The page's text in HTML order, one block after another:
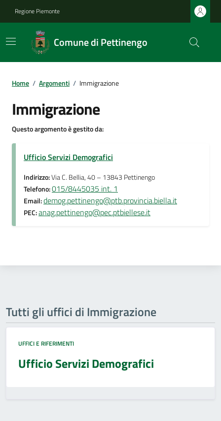
Regione Piemonte
Comune di Pettinengo
Home / Argomenti / Immigrazione
Immigrazione
Questo argomento è gestito da:
Ufficio Servizi Demografici
Indirizzo:Via C. Bellia, 40 – 13843 Pettinengo
Telefono:015/8445035 int. 1
Email:demog.pettinengo@ptb.provincia.biella.it
PEC:anag.pettinengo@pec.ptbiellese.it
Tutti gli uffici di Immigrazione
UFFICI E RIFERIMENTI
Ufficio Servizi Demografici